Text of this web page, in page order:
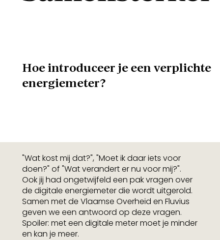
Hoe introduceer je een verplichte
energiemeter?
"Wat kost mij dat?", "Moet ik daar iets voor
doen?" of "Wat verandert er nu voor mij?".
Ook jij had ongetwijfeld een pak vragen over
de digitale energiemeter die wordt uitgerold.
Samen met de Vlaamse Overheid en Fluvius
geven we een antwoord op deze vragen.
Spoiler: met een digitale meter moet je minder
en kan je meer.